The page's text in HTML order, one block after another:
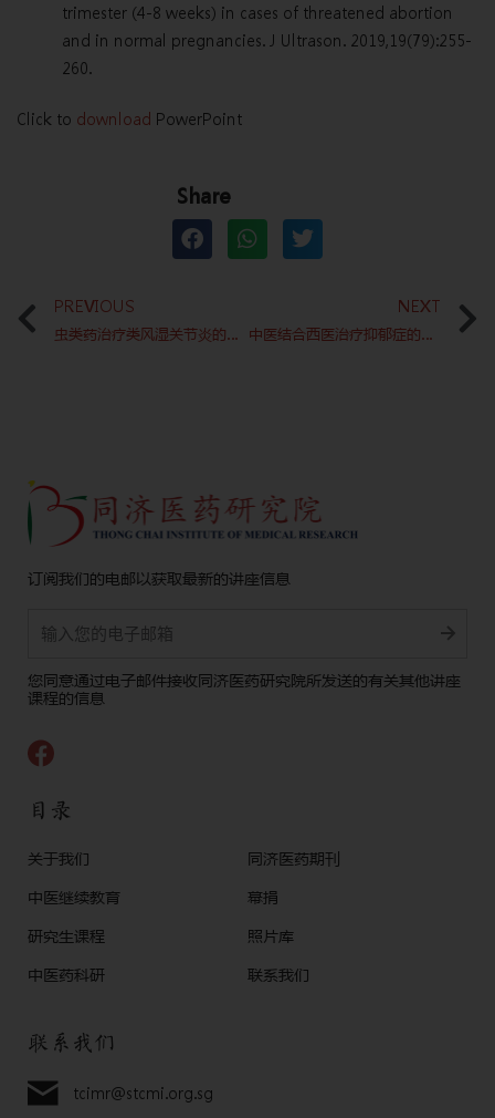
trimester (4-8 weeks) in cases of threatened abortion
and in normal pregnancies. J Ultrason. 2019,19(79):255-
260.
Click to download PowerPoint
Share
PREVIOUS
虫类药治疗类风湿关节炎的有效性及安全性
NEXT
中医结合西医治疗抑郁症的有效性和安全性
订阅我们的电邮以获取最新的讲座信息
Alternative:
您同意通过电子邮件接收同济医药研究院所发送的有关其他讲座
课程的信息
目录
关于我们
中医继续教育
研究生课程
中医药科研
同济医药期刊
幕捐
照片库
联系我们
联系我们
tcimr@stcmi.org.sg